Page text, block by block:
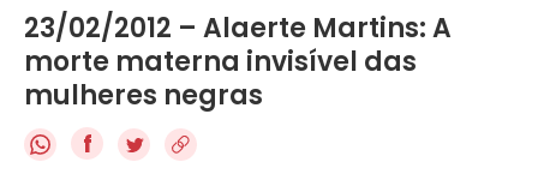
23/02/2012 – Alaerte Martins: A
morte materna invisível das
mulheres negras
f